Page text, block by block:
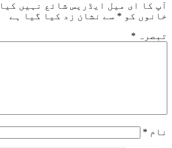
آپ کا ای میل ایڈریس شائع نہیں
خانوں کو * سے نشان زد کیا گیا ہے
تبصرہ *
نام *